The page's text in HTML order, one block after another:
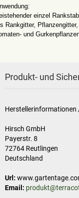
einzel
Rankgitter,
und
Produkt- und
Herstellerinformationen
Hirsch GmbH
Payerstr. 8
72764 Reutlingen
Deutschland
Url:
Email: